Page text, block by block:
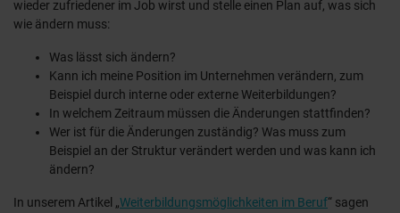
wieder zufriedener im Job wirst und stelle einen Plan auf, was sich
wie ändern muss:
Was lässt sich ändern?
Kann ich meine Position im Unternehmen verändern, zum
Beispiel durch interne oder externe Weiterbildungen?
In welchem Zeitraum müssen die Änderungen stattfinden?
Wer ist für die Änderungen zuständig? Was muss zum
Beispiel an der Struktur verändert werden und was kann ich
ändern?
In unserem Artikel „Weiterbildungsmöglichkeiten im Beruf“ sagen